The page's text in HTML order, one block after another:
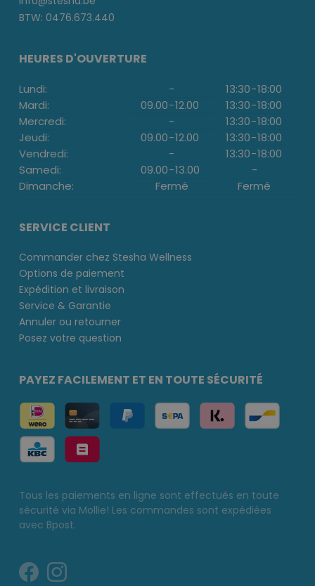
BTW: 0476.673.440
HEURES D'OUVERTURE
Lundi: - 13:30-18:00
Mardi:
09.00-12.00 13:30-18:00
Mercredi:
- 13:30-18:00
Jeudi:
09.00-12.00 13:30-18:00
Vendredi:
- 13:30-18:00
Samedi:
09.00-13.00
-
Dimanche:
Fermé Fermé
SERVICE CLIENT
Commander chez Stesha Wellness
Options de paiement
Expédition et livraison
Service & Garantie
Annuler ou retourner
Posez votre question
PAYEZ FACILEMENT ET EN TOUTE SÉCURITÉ
Tous les paiements en ligne sont effectués en toute
sécurité via Mollie! Les commandes sont expédiées
avec Bpost.